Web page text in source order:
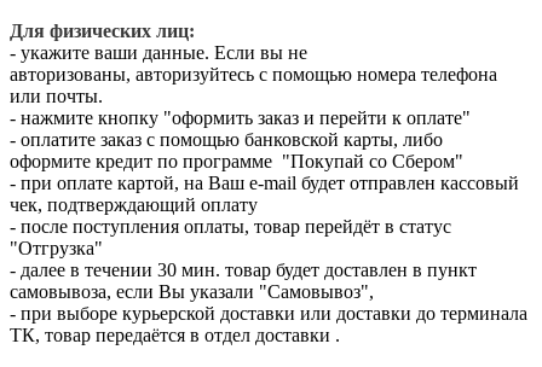
Для физических лиц:
- укажите ваши данные. Если вы не
авторизованы, авторизуйтесь с помощью номера телефона
или почты.
- нажмите кнопку "оформить заказ и перейти к оплате"
- оплатите заказ с помощью банковской карты, либо
оформите кредит по программе "Покупай со Сбером"
- при оплате картой, на Ваш e-mail будет отправлен кассовый
чек, подтверждающий оплату
- после поступления оплаты, товар перейдёт в статус
"Отгрузка"
- далее в течении 30 мин. товар будет доставлен в пункт
самовывоза, если Вы указали "Самовывоз",
- при выборе курьерской доставки или доставки до терминала
ТК, товар передаётся в отдел доставки .